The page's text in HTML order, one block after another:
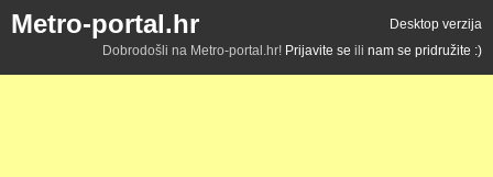
Metro-portal.hr
Desktop verzija
Dobrodošli na Metro-portal.hr! Prijavite se ili nam se pridružite :)